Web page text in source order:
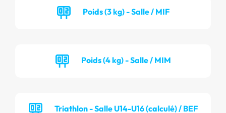
Poids (3 kg) - Salle / MIF
Poids (4 kg) - Salle / MIM
Triathlon - Salle U14-U16 (calculé) / BEF